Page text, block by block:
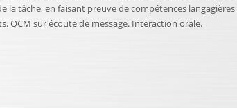
la tâche, en faisant preuve de compétences
QCM sur écoute de message. Interaction orale.